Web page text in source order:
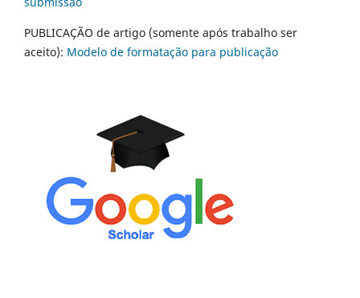
PUBLICAÇÃO de artigo (somente após trabalho ser
aceito): Modelo de formatação para publicação